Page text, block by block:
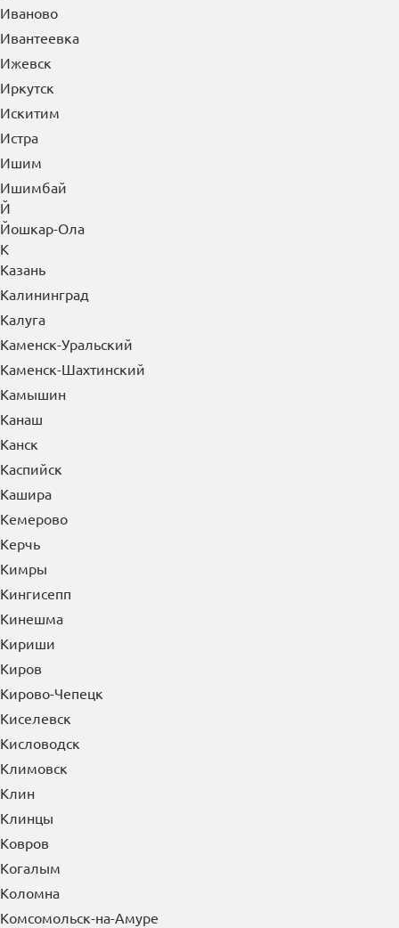
Иваново
Ивантеевка
Ижевск
Иркутск
Искитим
Истра
Ишим
Ишимбай
Й
Йошкар-Ола
К
Казань
Калининград
Калуга
Каменск-Уральский
Каменск-Шахтинский
Камышин
Канаш
Канск
Каспийск
Кашира
Кемерово
Керчь
Кимры
Кингисепп
Кинешма
Кириши
Киров
Кирово-Чепецк
Киселевск
Кисловодск
Климовск
Клин
Клинцы
Ковров
Когалым
Коломна
Комсомольск-на-Амуре